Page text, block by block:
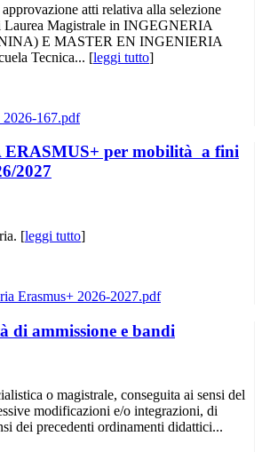
atti relativa alla selezione
Magistrale in INGEGNERIA
E MASTER EN INGENIERIA
Tecnica... [leggi tutto]
per mobilità a fini
2027
[leggi tutto]
di ammissione e bandi
o magistrale, conseguita ai sensi del
modificazioni e/o integrazioni, di
dei precedenti ordinamenti didattici...